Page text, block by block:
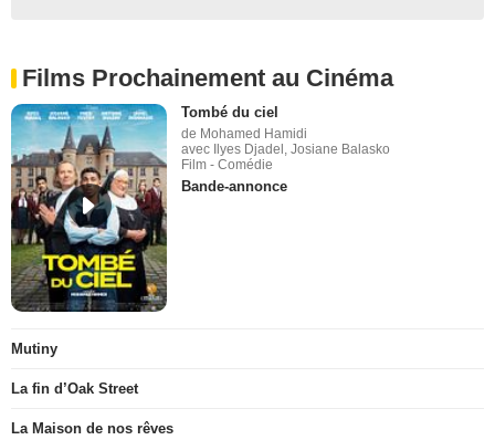
Films Prochainement au Cinéma
Tombé du ciel
de Mohamed Hamidi
avec Ilyes Djadel, Josiane Balasko
Film - Comédie
Bande-annonce
Mutiny
La fin d’Oak Street
La Maison de nos rêves